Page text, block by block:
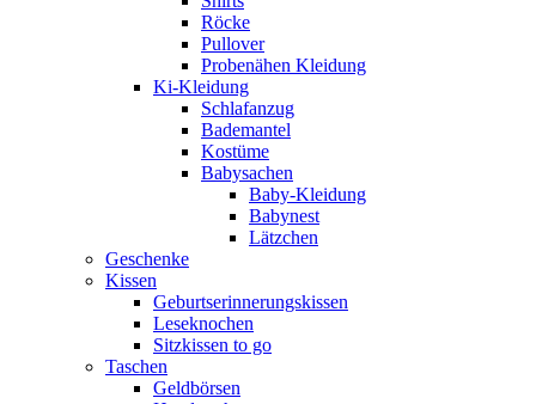
Röcke
Pullover
Probenähen Kleidung
Ki-Kleidung
Schlafanzug
Bademantel
Kostüme
Babysachen
Baby-Kleidung
Babynest
Lätzchen
Geschenke
Kissen
Geburtserinnerungskissen
Leseknochen
Sitzkissen to go
Taschen
Geldbörsen